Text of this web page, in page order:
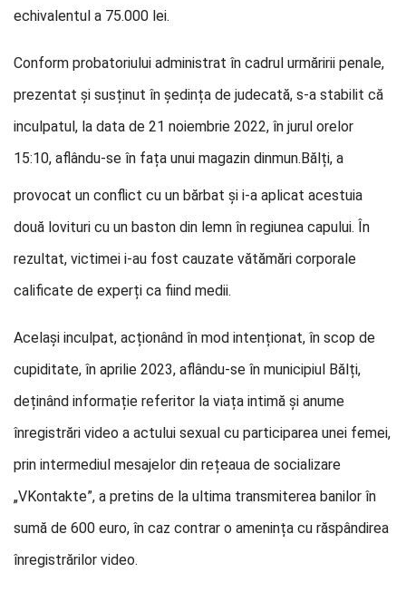
echivalentul a 75.000 lei.
Conform probatoriului administrat în cadrul urmăririi penale,
prezentat și susținut în ședința de judecată, s-a stabilit că
inculpatul, la data de 21 noiembrie 2022, în jurul orelor
15:10, aflându-se în fața unui magazin dinmun.Bălți, a
provocat un conflict cu un bărbat și i-a aplicat acestuia
două lovituri cu un baston din lemn în regiunea capului. În
rezultat, victimei i-au fost cauzate vătămări corporale
calificate de experți ca fiind medii.
Același inculpat, acționând în mod intenționat, în scop de
cupiditate, în aprilie 2023, aflându-se în municipiul Bălți,
deținând informație referitor la viața intimă și anume
înregistrări video a actului sexual cu participarea unei femei,
prin intermediul mesajelor din rețeaua de socializare
„VKontakte”, a pretins de la ultima transmiterea banilor în
sumă de 600 euro, în caz contrar o amenința cu răspândirea
înregistrărilor video.